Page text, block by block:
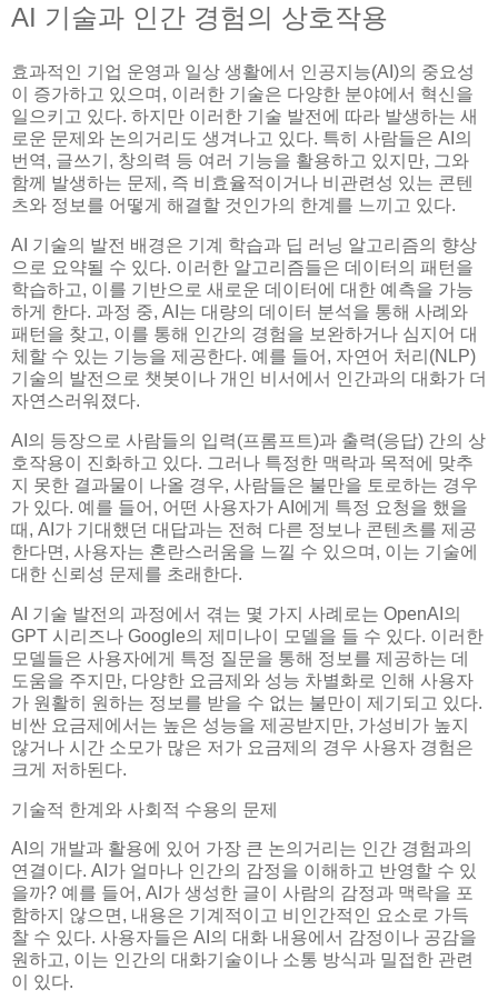
AI 기술과 인간 경험의 상호작용
효과적인 기업 운영과 일상 생활에서 인공지능(AI)의 중요성
이 증가하고 있으며, 이러한 기술은 다양한 분야에서 혁신을
일으키고 있다. 하지만 이러한 기술 발전에 따라 발생하는 새
로운 문제와 논의거리도 생겨나고 있다. 특히 사람들은 AI의
번역, 글쓰기, 창의력 등 여러 기능을 활용하고 있지만, 그와
함께 발생하는 문제, 즉 비효율적이거나 비관련성 있는 콘텐
츠와 정보를 어떻게 해결할 것인가의 한계를 느끼고 있다.
AI 기술의 발전 배경은 기계 학습과 딥 러닝 알고리즘의 향상
으로 요약될 수 있다. 이러한 알고리즘들은 데이터의 패턴을
학습하고, 이를 기반으로 새로운 데이터에 대한 예측을 가능
하게 한다. 과정 중, AI는 대량의 데이터 분석을 통해 사례와
패턴을 찾고, 이를 통해 인간의 경험을 보완하거나 심지어 대
체할 수 있는 기능을 제공한다. 예를 들어, 자연어 처리(NLP)
기술의 발전으로 챗봇이나 개인 비서에서 인간과의 대화가 더
자연스러워졌다.
AI의 등장으로 사람들의 입력(프롬프트)과 출력(응답) 간의 상
호작용이 진화하고 있다. 그러나 특정한 맥락과 목적에 맞추
지 못한 결과물이 나올 경우, 사람들은 불만을 토로하는 경우
가 있다. 예를 들어, 어떤 사용자가 AI에게 특정 요청을 했을
때, AI가 기대했던 대답과는 전혀 다른 정보나 콘텐츠를 제공
한다면, 사용자는 혼란스러움을 느낄 수 있으며, 이는 기술에
대한 신뢰성 문제를 초래한다.
AI 기술 발전의 과정에서 겪는 몇 가지 사례로는 OpenAI의
GPT 시리즈나 Google의 제미나이 모델을 들 수 있다. 이러한
모델들은 사용자에게 특정 질문을 통해 정보를 제공하는 데
도움을 주지만, 다양한 요금제와 성능 차별화로 인해 사용자
가 원활히 원하는 정보를 받을 수 없는 불만이 제기되고 있다.
비싼 요금제에서는 높은 성능을 제공받지만, 가성비가 높지
않거나 시간 소모가 많은 저가 요금제의 경우 사용자 경험은
크게 저하된다.
기술적 한계와 사회적 수용의 문제
AI의 개발과 활용에 있어 가장 큰 논의거리는 인간 경험과의
연결이다. AI가 얼마나 인간의 감정을 이해하고 반영할 수 있
을까? 예를 들어, AI가 생성한 글이 사람의 감정과 맥락을 포
함하지 않으면, 내용은 기계적이고 비인간적인 요소로 가득
찰 수 있다. 사용자들은 AI의 대화 내용에서 감정이나 공감을
원하고, 이는 인간의 대화기술이나 소통 방식과 밀접한 관련
이 있다.